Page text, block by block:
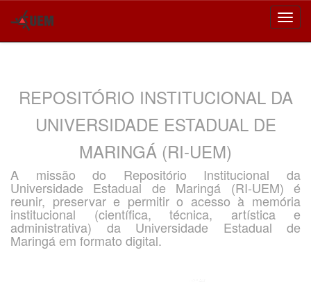
REPOSITÓRIO INSTITUCIONAL DA
UNIVERSIDADE ESTADUAL DE
MARINGÁ (RI-UEM)
A missão do Repositório Institucional da
Universidade Estadual de Maringá (RI-UEM) é
reunir, preservar e permitir o acesso à memória
institucional (científica, técnica, artística e
administrativa) da Universidade Estadual de
Maringá em formato digital.